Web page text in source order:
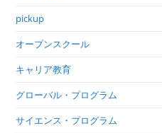
pickup
オープンスクール
キャリア教育
グローバル・プログラム
サイエンス・プログラム